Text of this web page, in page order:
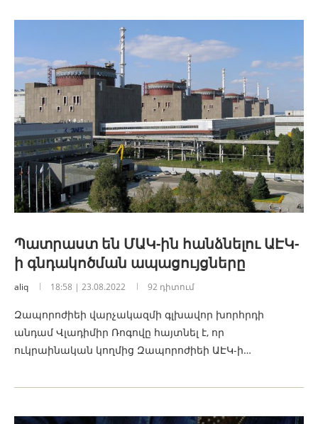
Պատրաստ են ՄԱԿ-ին հանձնելու ԱԷԿ-
ի գնդակոծման ապացույցները
aliq 18:58 | 23.08.2022 92 դիտում
Զապորոժիեի վարչակազմի գլխավոր խորհրդի
անդամ Վլադիմիր Ռոգովը հայտնել է, որ
ուկրաինական կողմից Զապորոժիեի ԱԷԿ-ի…